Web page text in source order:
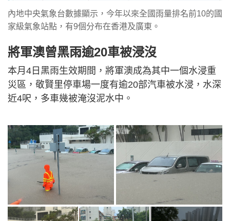
內地中央氣象台數據顯示，今年以來全國雨量排名前10的國
家級氣象站點，有9個分布在香港及廣東。
將軍澳曾黑雨逾20車被浸沒
本月4日黑雨生效期間，將軍澳成為其中一個水浸重
災區，敬賢里停車場一度有逾20部汽車被水浸，水深
近4呎，多車幾被淹沒泥水中。